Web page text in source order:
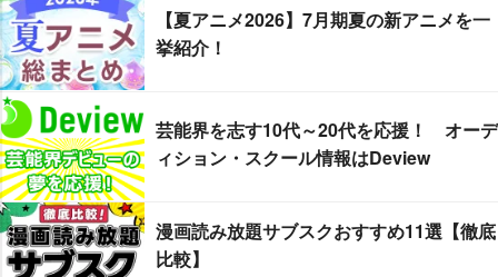
【夏アニメ2026】7月期夏の新アニメを一
挙紹介！
芸能界を志す10代～20代を応援！ オーデ
ィション・スクール情報はDeview
漫画読み放題サブスクおすすめ11選【徹底
比較】